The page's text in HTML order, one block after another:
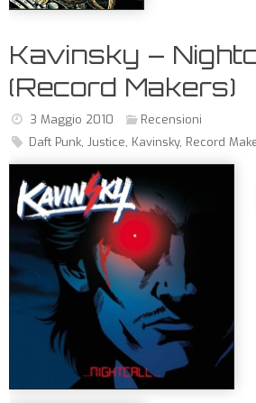
Kavinsky –
(Record Makers)
3 Maggio 2010
Recensioni
Daft Punk, Justice, Kavinsky, Record